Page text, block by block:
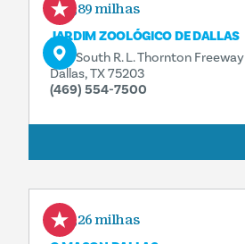
1,89 milhas
JARDIM ZOOLÓGICO DE DALLAS
650 South R. L. Thornton Freeway
Dallas, TX 75203
(469) 554-7500
2,26 milhas